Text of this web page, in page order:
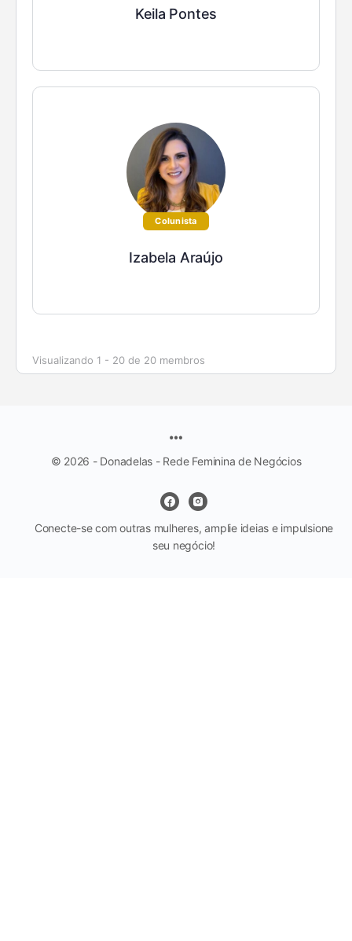
Keila Pontes
Colunista
Izabela Araújo
Visualizando 1 - 20 de 20 membros
© 2026 - Donadelas - Rede Feminina de Negócios
Conecte-se com outras mulheres, amplie ideias e impulsione
seu negócio!